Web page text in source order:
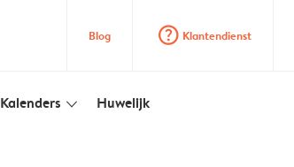
Blog question_mark_circle Klantendienst
Kalenders slim_arrow_down Huwelijk